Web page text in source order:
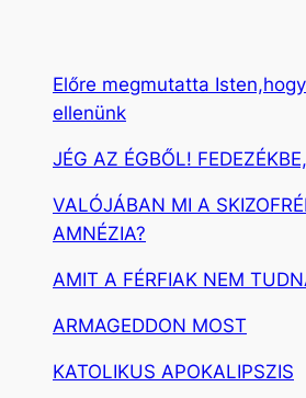
Előre megmutatta
ellenünk
JÉG AZ ÉGBŐL!
VALÓJÁBAN MI A
AMNÉZIA?
AMIT A FÉRFIAK NEM
ARMAGEDDON MOST
KATOLIKUS APOKALIPSZIS